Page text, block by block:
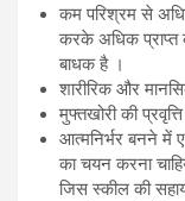
कम परिश्रम से
करके अधिक प्राप्‍त
बाधक है ।
शारीरिक और
मुफ्तखोरी की
आत्मनिर्भर बनने में
का चयन करना
जिस स्कील की